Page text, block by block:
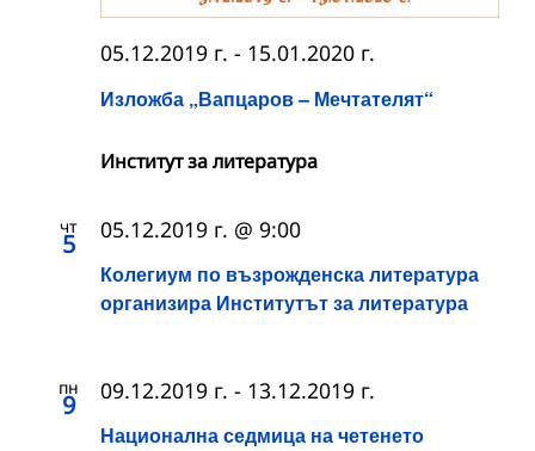
Изложба „Вапцаров – Мечтателят“
05.12.2019 г. - 15.01.2020 г.
Институт за литература
чт
5
Колегиум по възрожденска литература
организира Институтът за литература
05.12.2019 г. @ 9:00
пн
9
Национална седмица на четенето
09.12.2019 г. - 13.12.2019 г.